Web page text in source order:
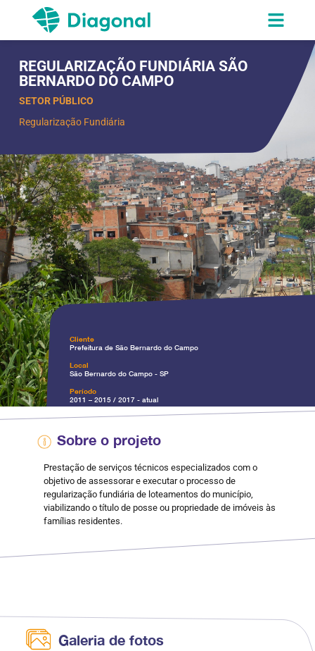
REGULARIZAÇÃO FUNDIÁRIA SÃO
BERNARDO DO CAMPO
SETOR PÚBLICO
Regularização Fundiária
Cliente
Prefeitura de São Bernardo do Campo
Local
São Bernardo do Campo - SP
Período
2011 – 2015 / 2017 - atual
Sobre o projeto ​
Prestação de serviços técnicos especializados com o
objetivo de assessorar e executar o processo de
regularização fundiária de loteamentos do município,
viabilizando o título de posse ou propriedade de imóveis às
famílias residentes.
Galeria de fotos